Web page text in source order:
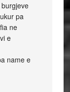
pa
ne
e
name e